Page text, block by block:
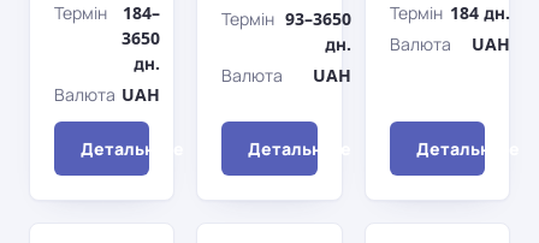
Термін
184–
3650
дн.
Валюта UAH
Детальніше
Термін 93–3650
дн.
Валюта
UAH
Детальніше
Термін 184 дн.
Валюта
UAH
Детальніше